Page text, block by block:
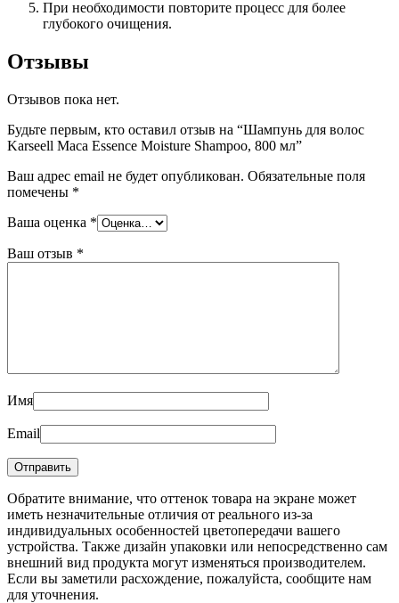
При необходимости повторите процесс для более
глубокого очищения.
Отзывы
Отзывов пока нет.
Будьте первым, кто оставил отзыв на “Шампунь для волос
Karseell Maca Essence Moisture Shampoo, 800 мл”
Ваш адрес email не будет опубликован. Обязательные поля
помечены *
Ваша оценка *
Ваш отзыв *
Имя
Email
Обратите внимание, что оттенок товара на экране может
иметь незначительные отличия от реального из-за
индивидуальных особенностей цветопередачи вашего
устройства. Также дизайн упаковки или непосредственно сам
внешний вид продукта могут изменяться производителем.
Если вы заметили расхождение, пожалуйста, сообщите нам
для уточнения.